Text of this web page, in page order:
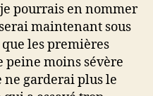
pourrais en nommer
maintenant sous
que les premières
moins sévère
ne garderai plus le